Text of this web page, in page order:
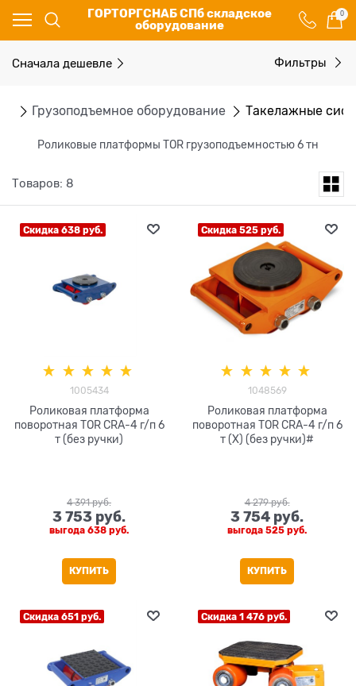
ГОРТОРГСНАБ СПб складское
оборудование
0
Грузоподъемное оборудование Такелажные
Роликовые платформы TOR грузоподъемностью 6 тн
Сначала дешевле Фильтры
Товаров: 8
Скидка 638 руб.
1005434
Роликовая платформа
поворотная TOR CRA-4 г/п 6
т (без ручки)
4 391 руб.
3 753 руб.
выгода 638 руб.
КУПИТЬ
Скидка 525 руб.
1048569
Роликовая платформа
поворотная TOR CRA-4 г/п 6
т (X) (без ручки)#
4 279 руб.
3 754 руб.
выгода 525 руб.
КУПИТЬ
Скидка 651 руб. Скидка 1 476 руб.